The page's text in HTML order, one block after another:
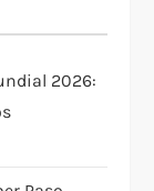
2026: